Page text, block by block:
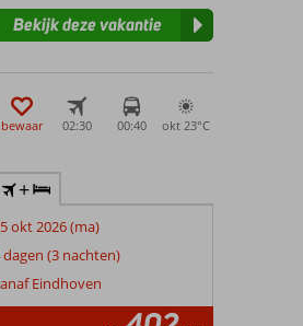
Bekijk deze vakantie
bewaar 02:30 00:40 okt 23°C
+
okt 2026 (ma)
dagen (3 nachten)
Eindhoven